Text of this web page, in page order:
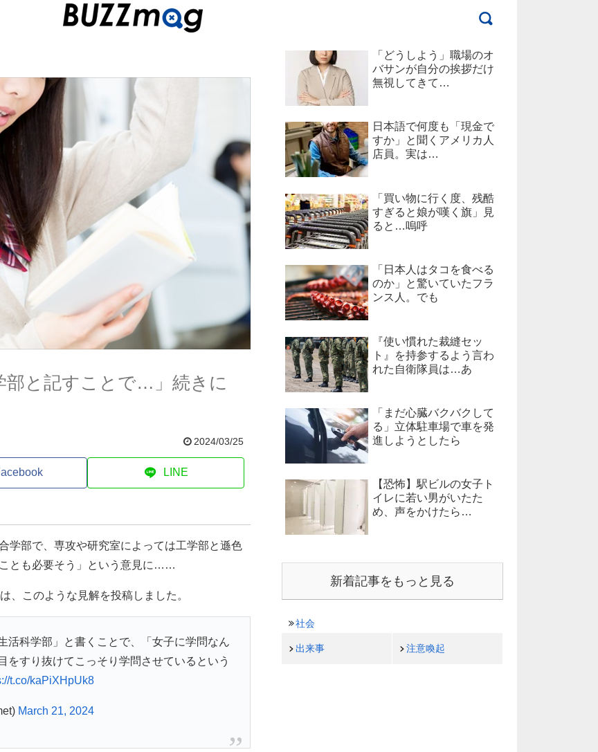
部と記すことで…」続きに
2024/03/25
LINE
学部で、専攻や研究室によっては工学部と遜色
とも必要そう」という意見に……
、このような見解を投稿しました。
活科学部」と書くことで、「女子に学問なん
をすり抜けてこっそり学問させているという
t.co/kaPiXHpUk8
March 21, 2024
「どうしよう」職場のオ
バサンが自分の挨拶だけ
無視してきて…
日本語で何度も「現金で
すか」と聞くアメリカ人
店員。実は…
「買い物に行く度、残酷
すぎると娘が嘆く旗」見
ると…嗚呼
「日本人はタコを食べる
のか」と驚いていたフラ
ンス人。でも
『使い慣れた裁縫セッ
ト』を持参するよう言わ
れた自衛隊員は…あ
「まだ心臓バクバクして
る」立体駐車場で車を発
進しようとしたら
【恐怖】駅ビルの女子ト
イレに若い男がいたた
め、声をかけたら…
新着記事をもっと見る
社会
出来事 注意喚起